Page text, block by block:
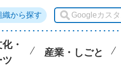
織から探す
・
ツ
産業・しごと